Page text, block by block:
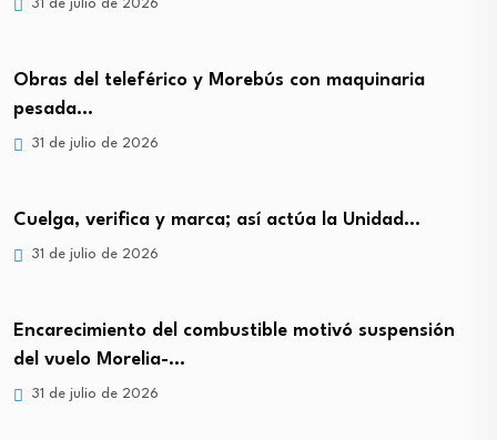
31 de julio de 2026
Obras del teleférico y Morebús con maquinaria
pesada…
31 de julio de 2026
Cuelga, verifica y marca; así actúa la Unidad…
31 de julio de 2026
Encarecimiento del combustible motivó suspensión
del vuelo Morelia-…
31 de julio de 2026